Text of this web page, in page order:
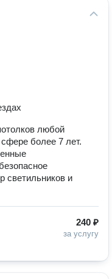
любой
более 7 лет.
светильников и
240 ₽
за услугу